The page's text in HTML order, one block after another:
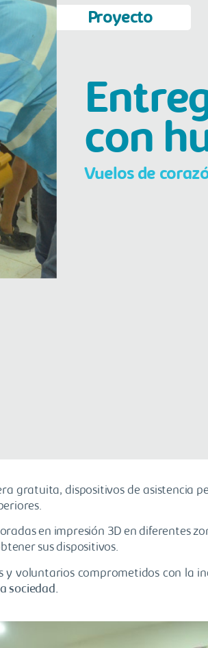
Proyecto
con
Vuelos de
gratuita, dispositivos de asistencia
en impresión 3D en diferentes
sus dispositivos.
voluntarios comprometidos con la
sociedad.